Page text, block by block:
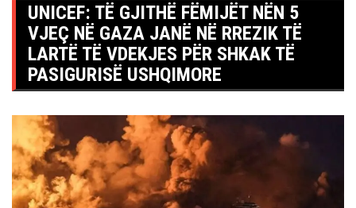
UNICEF: TË GJITHË FËMIJËT NËN 5
VJEÇ NË GAZA JANË NË RREZIK TË
LARTË TË VDEKJES PËR SHKAK TË
PASIGURISË USHQIMORE